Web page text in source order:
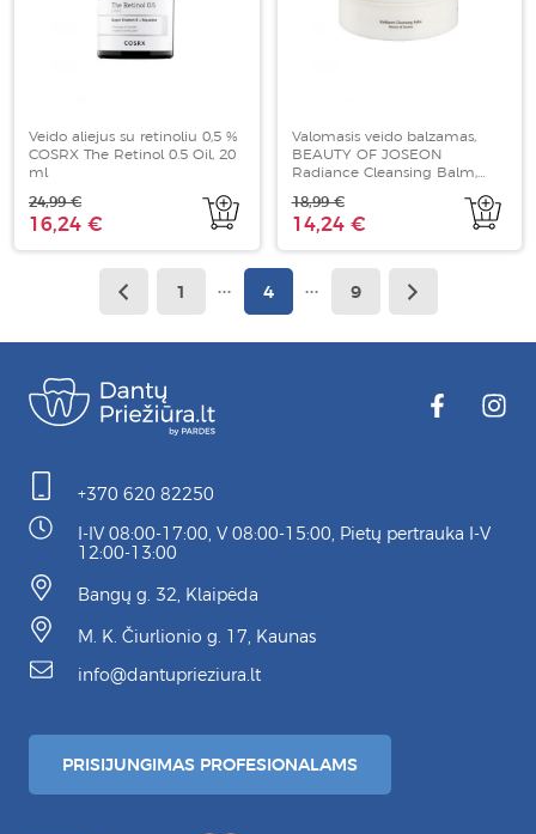
Veido aliejus su retinoliu 0,5 %
COSRX The Retinol 0.5 Oil, 20
ml
16,24 €
24,99 €
Valomasis veido balzamas,
BEAUTY OF JOSEON
Radiance Cleansing Balm,
14,24 €
18,99 €
1 4 9
+370 620 82250
I-IV 08:00-17:00, V 08:00-15:00, Pietų pertrauka I-V
12:00-13:00
Bangų g. 32, Klaipėda
M. K. Čiurlionio g. 17, Kaunas
info@dantuprieziura.lt
PRISIJUNGIMAS PROFESIONALAMS